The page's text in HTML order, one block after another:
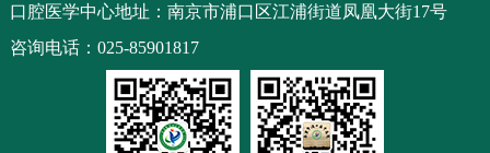
口腔医学中心地址：南京市浦口区江浦街道凤凰大街17号
咨询电话：025-85901817